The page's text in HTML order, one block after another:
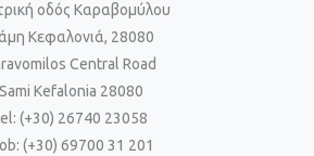
οδός Καραβομύλου
Κεφαλονιά, 28080
Central Road
Sami Kefalonia 28080
(+30) 26740 23058
(+30) 69700 31 201